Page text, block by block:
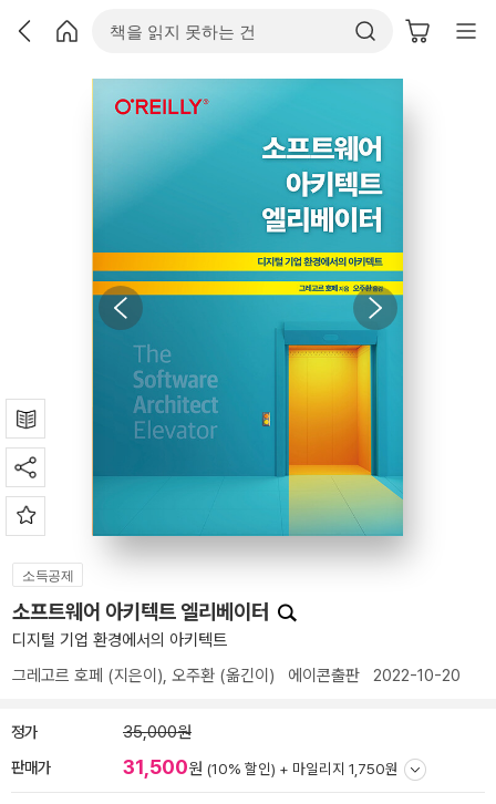
소득공제
소프트웨어 아키텍트 엘리베이터
디지털 기업 환경에서의 아키텍트
그레고르 호페 (지은이), 오주환 (옮긴이) 에이콘출판 2022-10-20
정가 35,000원
판매가 31,500원 (10% 할인) + 마일리지 1,750원